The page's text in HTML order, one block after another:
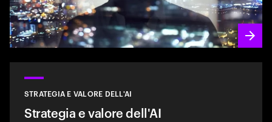
STRATEGIA E VALORE DELL'AI
Strategia e valore dell'AI